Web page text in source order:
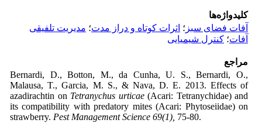
کلیدواژه‌ها
آفات فضای سبز ؛ اثرات کوتاه و دراز مدت؛ مدیریت تلفیقی
آفات؛ کنترل شیمیایی
مراجع
Bernardi, D., Botton, M., da Cunha, U. S., Bernardi, O.,
Malausa, T., Garcia, M. S., & Nava, D. E. 2013. Effects of
azadirachtin on Tetranychus urticae(Acari: Tetranychidae) and
its compatibility with predatory mites (Acari: Phytoseiidae) on
strawberry. Pest Management Science 69(1), 75-80.